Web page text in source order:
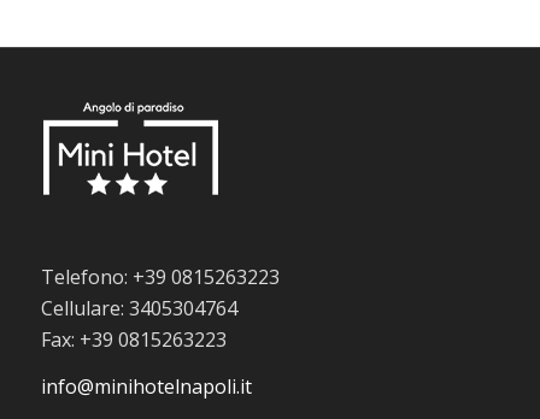
Telefono: +39 0815263223
Cellulare: 3405304764
Fax: +39 0815263223
info@minihotelnapoli.it